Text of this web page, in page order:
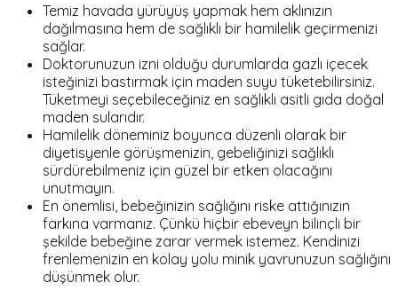
Temiz havada yürüyüş yapmak hem aklınızın
dağılmasına hem de sağlıklı bir hamilelik geçirmenizi
sağlar.
Doktorunuzun izni olduğu durumlarda gazlı içecek
isteğinizi bastırmak için maden suyu tüketebilirsiniz.
Tüketmeyi seçebileceğiniz en sağlıklı asitli gıda doğal
maden sularıdır.
Hamilelik döneminiz boyunca düzenli olarak bir
diyetisyenle görüşmenizin, gebeliğinizi sağlıklı
sürdürebilmeniz için güzel bir etken olacağını
unutmayın.
En önemlisi, bebeğinizin sağlığını riske attığınızın
farkına varmanız. Çünkü hiçbir ebeveyn bilinçli bir
şekilde bebeğine zarar vermek istemez. Kendinizi
frenlemenizin en kolay yolu minik yavrunuzun sağlığını
düşünmek olur.